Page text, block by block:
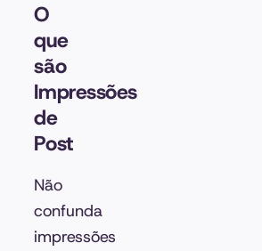
O
que
são
Impressões
de
Post
Não
confunda
impressões